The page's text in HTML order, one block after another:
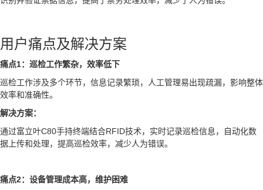
用户痛点及解决方案
痛点1：巡检工作繁杂，效率低下
巡检工作涉及多个环节，信息记录繁琐，人工管理易出现疏漏，影响整体
效率和准确性。
解决方案：
通过富立叶C80手持终端结合RFID技术，实时记录巡检信息，自动化数
据上传和处理，提高巡检效率，减少人为错误。
痛点2：设备管理成本高，维护困难